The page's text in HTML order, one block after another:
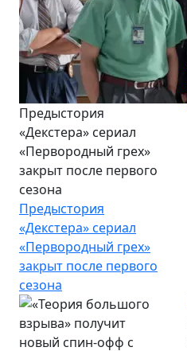
Предыстория
«Декстера» сериал
«Первородный грех»
закрыт после первого
сезона
Предыстория
«Декстера» сериал
«Первородный грех»
закрыт после первого
сезона